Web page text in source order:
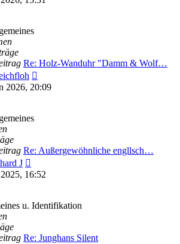
Re: Holz-Wanduhr "Damm & Wolf…
Beitrag
2026, 20:09
Re: Außergewöhnliche engllsch…
J
Beitrag
16:52
u. Identifikation
Re: Junghans Silent